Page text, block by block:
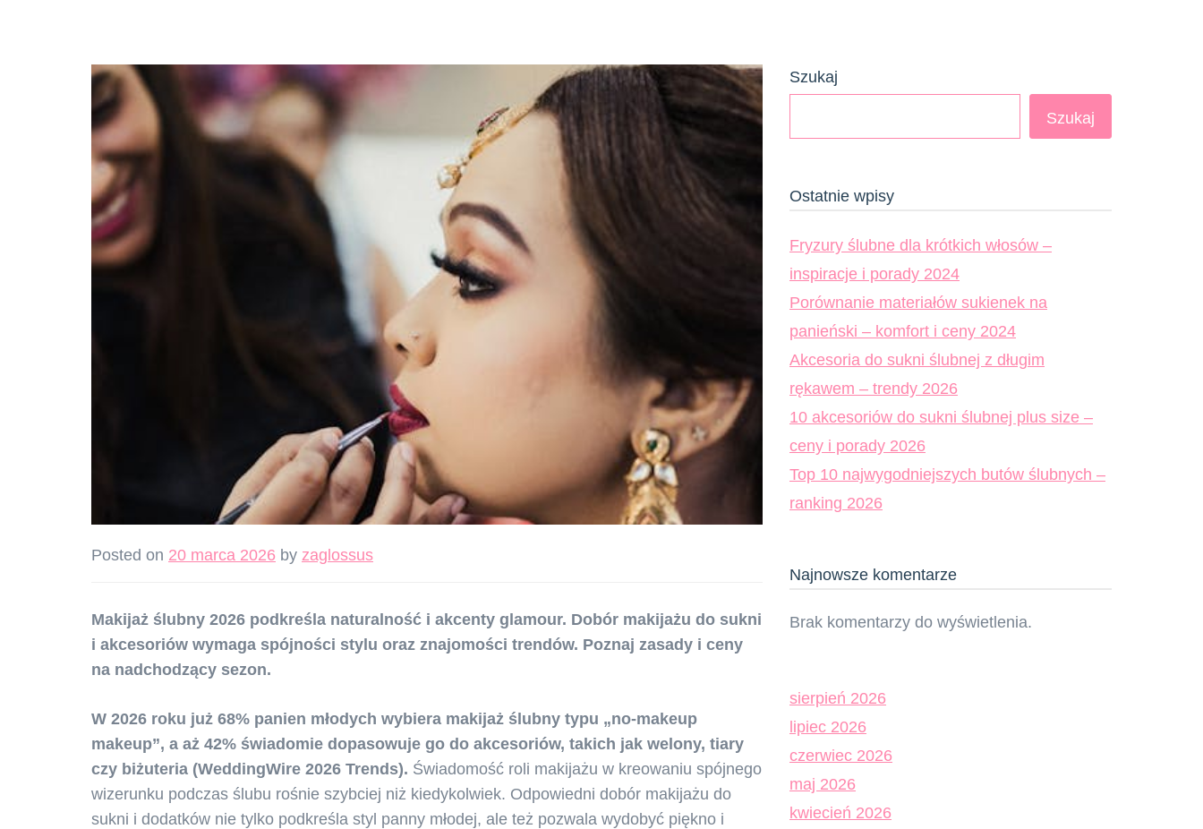
Posted on 20 marca 2026 by zaglossus
Makijaż ślubny 2026 podkreśla naturalność i akcenty glamour. Dobór makijażu do sukni
i akcesoriów wymaga spójności stylu oraz znajomości trendów. Poznaj zasady i ceny
na nadchodzący sezon.
W 2026 roku już 68% panien młodych wybiera makijaż ślubny typu „no-makeup
makeup”, a aż 42% świadomie dopasowuje go do akcesoriów, takich jak welony, tiary
czy biżuteria (WeddingWire 2026 Trends). Świadomość roli makijażu w kreowaniu spójnego
wizerunku podczas ślubu rośnie szybciej niż kiedykolwiek. Odpowiedni dobór makijażu do
sukni i dodatków nie tylko podkreśla styl panny młodej, ale też pozwala wydobyć piękno i
Szukaj
Szukaj
Ostatnie wpisy
Fryzury ślubne dla krótkich włosów –
inspiracje i porady 2024
Porównanie materiałów sukienek na
panieński – komfort i ceny 2024
Akcesoria do sukni ślubnej z długim
rękawem – trendy 2026
10 akcesoriów do sukni ślubnej plus size –
ceny i porady 2026
Top 10 najwygodniejszych butów ślubnych –
ranking 2026
Najnowsze komentarze
Brak komentarzy do wyświetlenia.
sierpień 2026
lipiec 2026
czerwiec 2026
maj 2026
kwiecień 2026